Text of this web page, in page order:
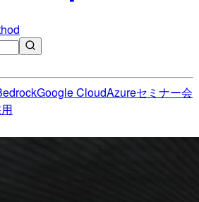
Google CloudAzureセミナー会